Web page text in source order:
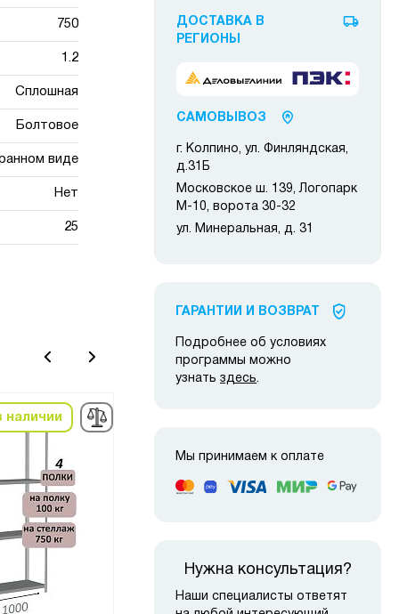
750
1.2
Сплошная
Болтовое
виде
Нет
25
наличии
ДОСТАВКА В
РЕГИОНЫ
САМОВЫВОЗ
г. Колпино, ул. Финляндская,
д.31Б
Московское ш. 139, Логопарк
М-10, ворота 30-32
ул. Минеральная, д. 31
ГАРАНТИИ И ВОЗВРАТ
Подробнее об условиях
программы можно
узнать здесь.
Мы принимаем к оплате
Нужна консультация?
Наши специалисты ответят